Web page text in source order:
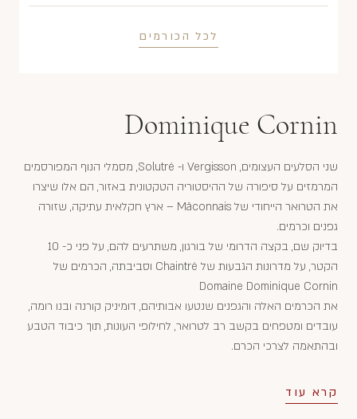
לכל הכורמים
Dominique Cornin
שני הסלעים העצומים, Vergisson ו- Solutré, מסמלי הנוף המפורסמים
המרמזים על סיפורה של ההיסטוריה הטקטונית באזור, הם אלו שיצרו
את הטרואר הייחודי של Mâconnais – ארץ חקלאית עתיקה, שזורה
גפנים וכרמים.
בדיוק שם, בקצה הדרומי של בורגון, משתרעים להם, על פני כ- 10
הקטר, על מדרונות הגבעות של Chaintré וסביבתה, הכרמים של
Domaine Dominique Cornin
את הכרמים האלה והגפנים שנטעו אבותיהם, דומיניק קורנה ובנו רומה,
עובדים ומטפחים בקשב רב לטרואר, לחילופי העונות, תוך כיבוד הטבע
ובהתאמה לצרכי הכרם.
קרא עוד